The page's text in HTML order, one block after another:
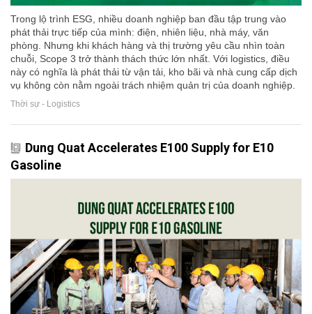
Trong lộ trình ESG, nhiều doanh nghiệp ban đầu tập trung vào
phát thải trực tiếp của mình: điện, nhiên liệu, nhà máy, văn
phòng. Nhưng khi khách hàng và thị trường yêu cầu nhìn toàn
chuỗi, Scope 3 trở thành thách thức lớn nhất. Với logistics, điều
này có nghĩa là phát thải từ vận tải, kho bãi và nhà cung cấp dịch
vụ không còn nằm ngoài trách nhiệm quản trị của doanh nghiệp.
Thời sự - Logistics
Dung Quat Accelerates E100 Supply for E10
Gasoline